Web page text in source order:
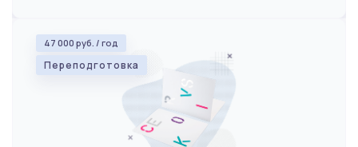
47 000 руб. / год
Переподготовка